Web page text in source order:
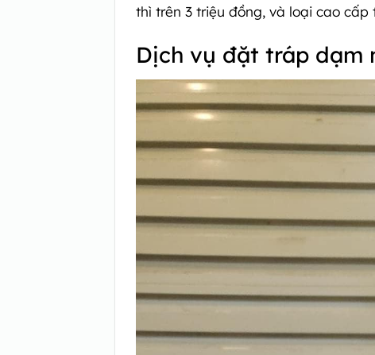
thì trên 3 triệu đồng, và loại cao cấp
Dịch vụ đặt tráp dạm